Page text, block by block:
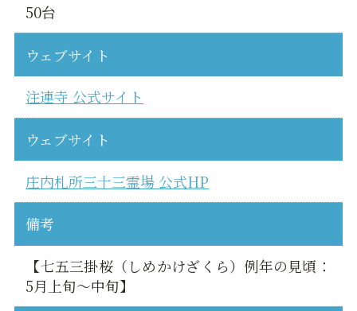
50台
ウェブサイト
注連寺 公式サイト
ウェブサイト
庄内札所三十三霊場 公式HP
備考
【七五三掛桜（しめかけざくら）例年の見頃：
5月上旬〜中旬】